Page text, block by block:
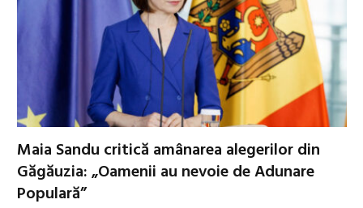
Maia Sandu critică amânarea alegerilor din
Găgăuzia: „Oamenii au nevoie de Adunare
Populară”